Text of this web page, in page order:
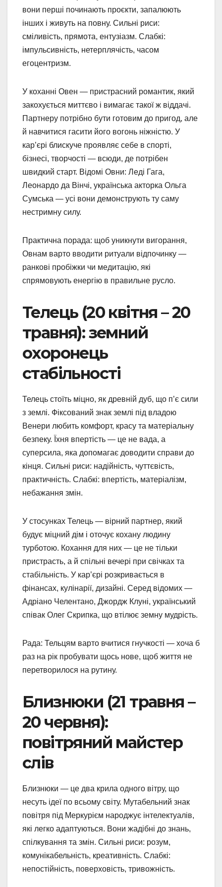
вони перші починають проєкти, запалюють
інших і живуть на повну. Сильні риси:
сміливість, прямота, ентузіазм. Слабкі:
імпульсивність, нетерплячість, часом
егоцентризм.
У коханні Овен — пристрасний романтик, який
закохується миттєво і вимагає такої ж віддачі.
Партнеру потрібно бути готовим до пригод, але
й навчитися гасити його вогонь ніжністю. У
кар’єрі блискуче проявляє себе в спорті,
бізнесі, творчості — всюди, де потрібен
швидкий старт. Відомі Овни: Леді Гага,
Леонардо да Вінчі, українська акторка Ольга
Сумська — усі вони демонструють ту саму
нестримну силу.
Практична порада: щоб уникнути вигорання,
Овнам варто вводити ритуали відпочинку —
ранкові пробіжки чи медитацію, які
спрямовують енергію в правильне русло.
Телець (20 квітня – 20
травня): земний
охоронець
стабільності
Телець стоїть міцно, як древній дуб, що п’є сили
з землі. Фіксований знак землі під владою
Венери любить комфорт, красу та матеріальну
безпеку. Їхня впертість — це не вада, а
суперсила, яка допомагає доводити справи до
кінця. Сильні риси: надійність, чуттєвість,
практичність. Слабкі: впертість, матеріалізм,
небажання змін.
У стосунках Телець — вірний партнер, який
будує міцний дім і оточує кохану людину
турботою. Кохання для них — це не тільки
пристрасть, а й спільні вечері при свічках та
стабільність. У кар’єрі розкривається в
фінансах, кулінарії, дизайні. Серед відомих —
Адріано Челентано, Джордж Клуні, український
співак Олег Скрипка, що втілює земну мудрість.
Рада: Тельцям варто вчитися гнучкості — хоча б
раз на рік пробувати щось нове, щоб життя не
перетворилося на рутину.
Близнюки (21 травня –
20 червня):
повітряний майстер
слів
Близнюки — це два крила одного вітру, що
несуть ідеї по всьому світу. Мутабельний знак
повітря під Меркурієм народжує інтелектуалів,
які легко адаптуються. Вони жадібні до знань,
спілкування та змін. Сильні риси: розум,
комунікабельність, креативність. Слабкі:
непостійність, поверховість, тривожність.